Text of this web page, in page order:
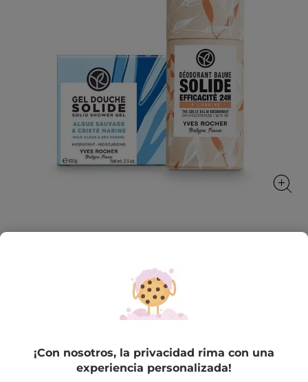
Kit Esenciales Sólidos Gel de Ducha &
Desodorante - Formato Viaje
Limpia y protege con formatos prácticos y
responsables
3.6
5
17,98€
¡Con nosotros, la privacidad rima con una
experiencia personalizada!